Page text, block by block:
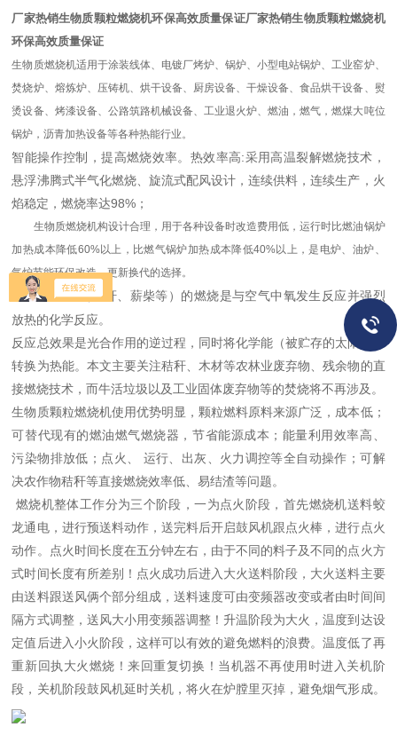
厂家热销生物质颗粒燃烧机环保高效质量保证厂家热销生物质颗粒燃烧机
环保高效质量保证
生物质燃烧机适用于涂装线体、电镀厂烤炉、锅炉、小型电站锅炉、工业窑炉、
焚烧炉、熔炼炉、压铸机、烘干设备、厨房设备、干燥设备、食品烘干设备、熨
烫设备、烤漆设备、公路筑路机械设备、工业退火炉、燃油，燃气，燃煤大吨位
锅炉，沥青加热设备等各种热能行业。
智能操作控制，提高燃烧效率。热效率高:采用高温裂解燃烧技术，
悬浮沸腾式半气化燃烧、旋流式配风设计，连续供料，连续生产，火
焰稳定，燃烧率达98%；
生物质燃烧机构设计合理，用于各种设备时改造费用低，运行时比燃油锅炉
加热成本降低60%以上，比燃气锅炉加热成本降低40%以上，是电炉、油炉、
气炉节能环保改造、更新换代的选择。
生物质燃料（秸秆、薪柴等）的燃烧是与空气中氧发生反应并强烈
放热的化学反应。
反应总效果是光合作用的逆过程，同时将化学能（被贮存的太阳能）
转换为热能。本文主要关注秸秆、木材等农林业废弃物、残余物的直
接燃烧技术，而牛活垃圾以及工业固体废弃物等的焚烧将不再涉及。
生物质颗粒燃烧机使用优势明显，颗粒燃料原料来源广泛，成本低；
可替代现有的燃油燃气燃烧器，节省能源成本；能量利用效率高、
污染物排放低；点火、 运行、出灰、火力调控等全自动操作；可解
决农作物秸秆等直接燃烧效率低、易结渣等问题。
燃烧机整体工作分为三个阶段，一为点火阶段，首先燃烧机送料蛟
龙通电，进行预送料动作，送完料后开启鼓风机跟点火棒，进行点火
动作。点火时间长度在五分钟左右，由于不同的料子及不同的点火方
式时间长度有所差别！点火成功后进入大火送料阶段，大火送料主要
由送料跟送风俩个部分组成，送料速度可由变频器改变或者由时间间
隔方式调整，送风大小用变频器调整！升温阶段为大火，温度到达设
定值后进入小火阶段，这样可以有效的避免燃料的浪费。温度低了再
重新回执大火燃烧！来回重复切换！当机器不再使用时进入关机阶
段，关机阶段鼓风机延时关机，将火在炉膛里灭掉，避免烟气形成。